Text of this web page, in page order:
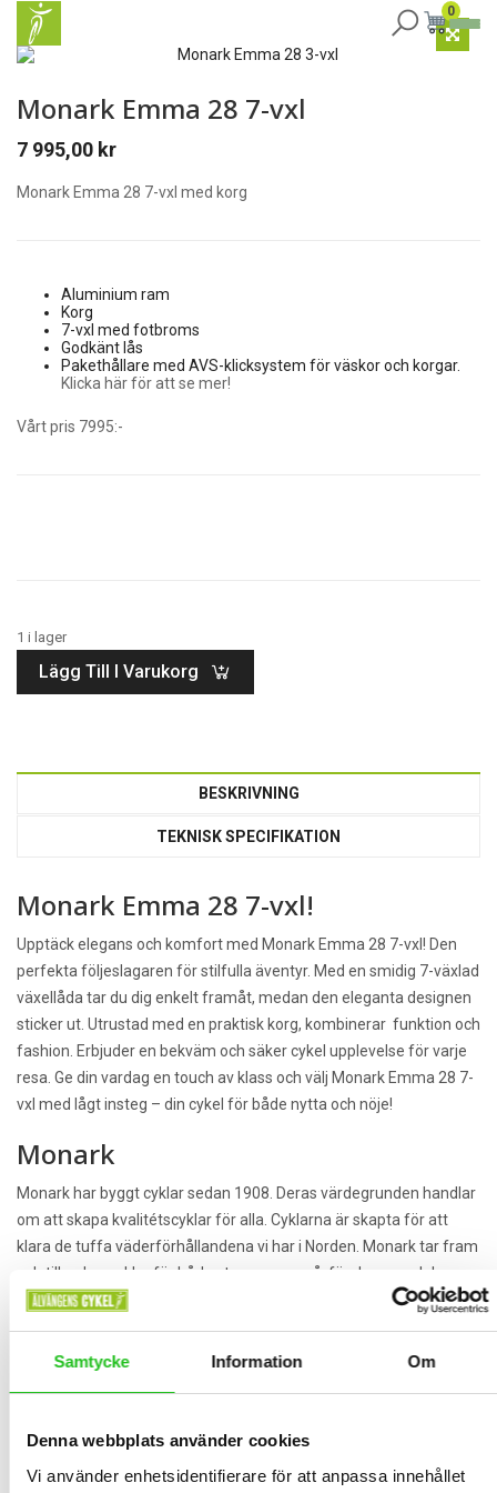
Samtycke Information Om
Denna webbplats använder cookies
Vi använder enhetsidentifierare för att anpassa innehållet
0
Monark Emma 28 7-vxl
7 995,00 kr
Monark Emma 28 7-vxl med korg
Aluminium ram
Korg
7-vxl med fotbroms
Godkänt lås
Pakethållare med AVS-klicksystem för väskor och korgar.
Klicka här för att se mer!
Vårt pris 7995:-
1 i lager
Lägg Till I Varukorg
BESKRIVNING
TEKNISK SPECIFIKATION
Monark Emma 28 7-vxl!
Upptäck elegans och komfort med Monark Emma 28 7-vxl! Den
perfekta följeslagaren för stilfulla äventyr. Med en smidig 7-växlad
växellåda tar du dig enkelt framåt, medan den eleganta designen
sticker ut. Utrustad med en praktisk korg, kombinerar funktion och
fashion. Erbjuder en bekväm och säker cykel upplevelse för varje
resa. Ge din vardag en touch av klass och välj Monark Emma 28 7-
vxl med lågt insteg – din cykel för både nytta och nöje!
Monark
Monark har byggt cyklar sedan 1908. Deras värdegrunden handlar
om att skapa kvalitétscyklar för alla. Cyklarna är skapta för att
klara de tuffa väderförhållandena vi har i Norden. Monark tar fram
och tillverkar cyklar för både stora som små, för damer och herrar.
Monark lägger stort fokus på kvalité och noggranhet när det gäller
Monark ingår i Cycleurope koncernen och tillverkas i Varberg.
Shimano
Shimano är världens största tillverkare av cykelkomponenter,
sedan dom startade företaget 1921 i Osaka Japan har dom varit